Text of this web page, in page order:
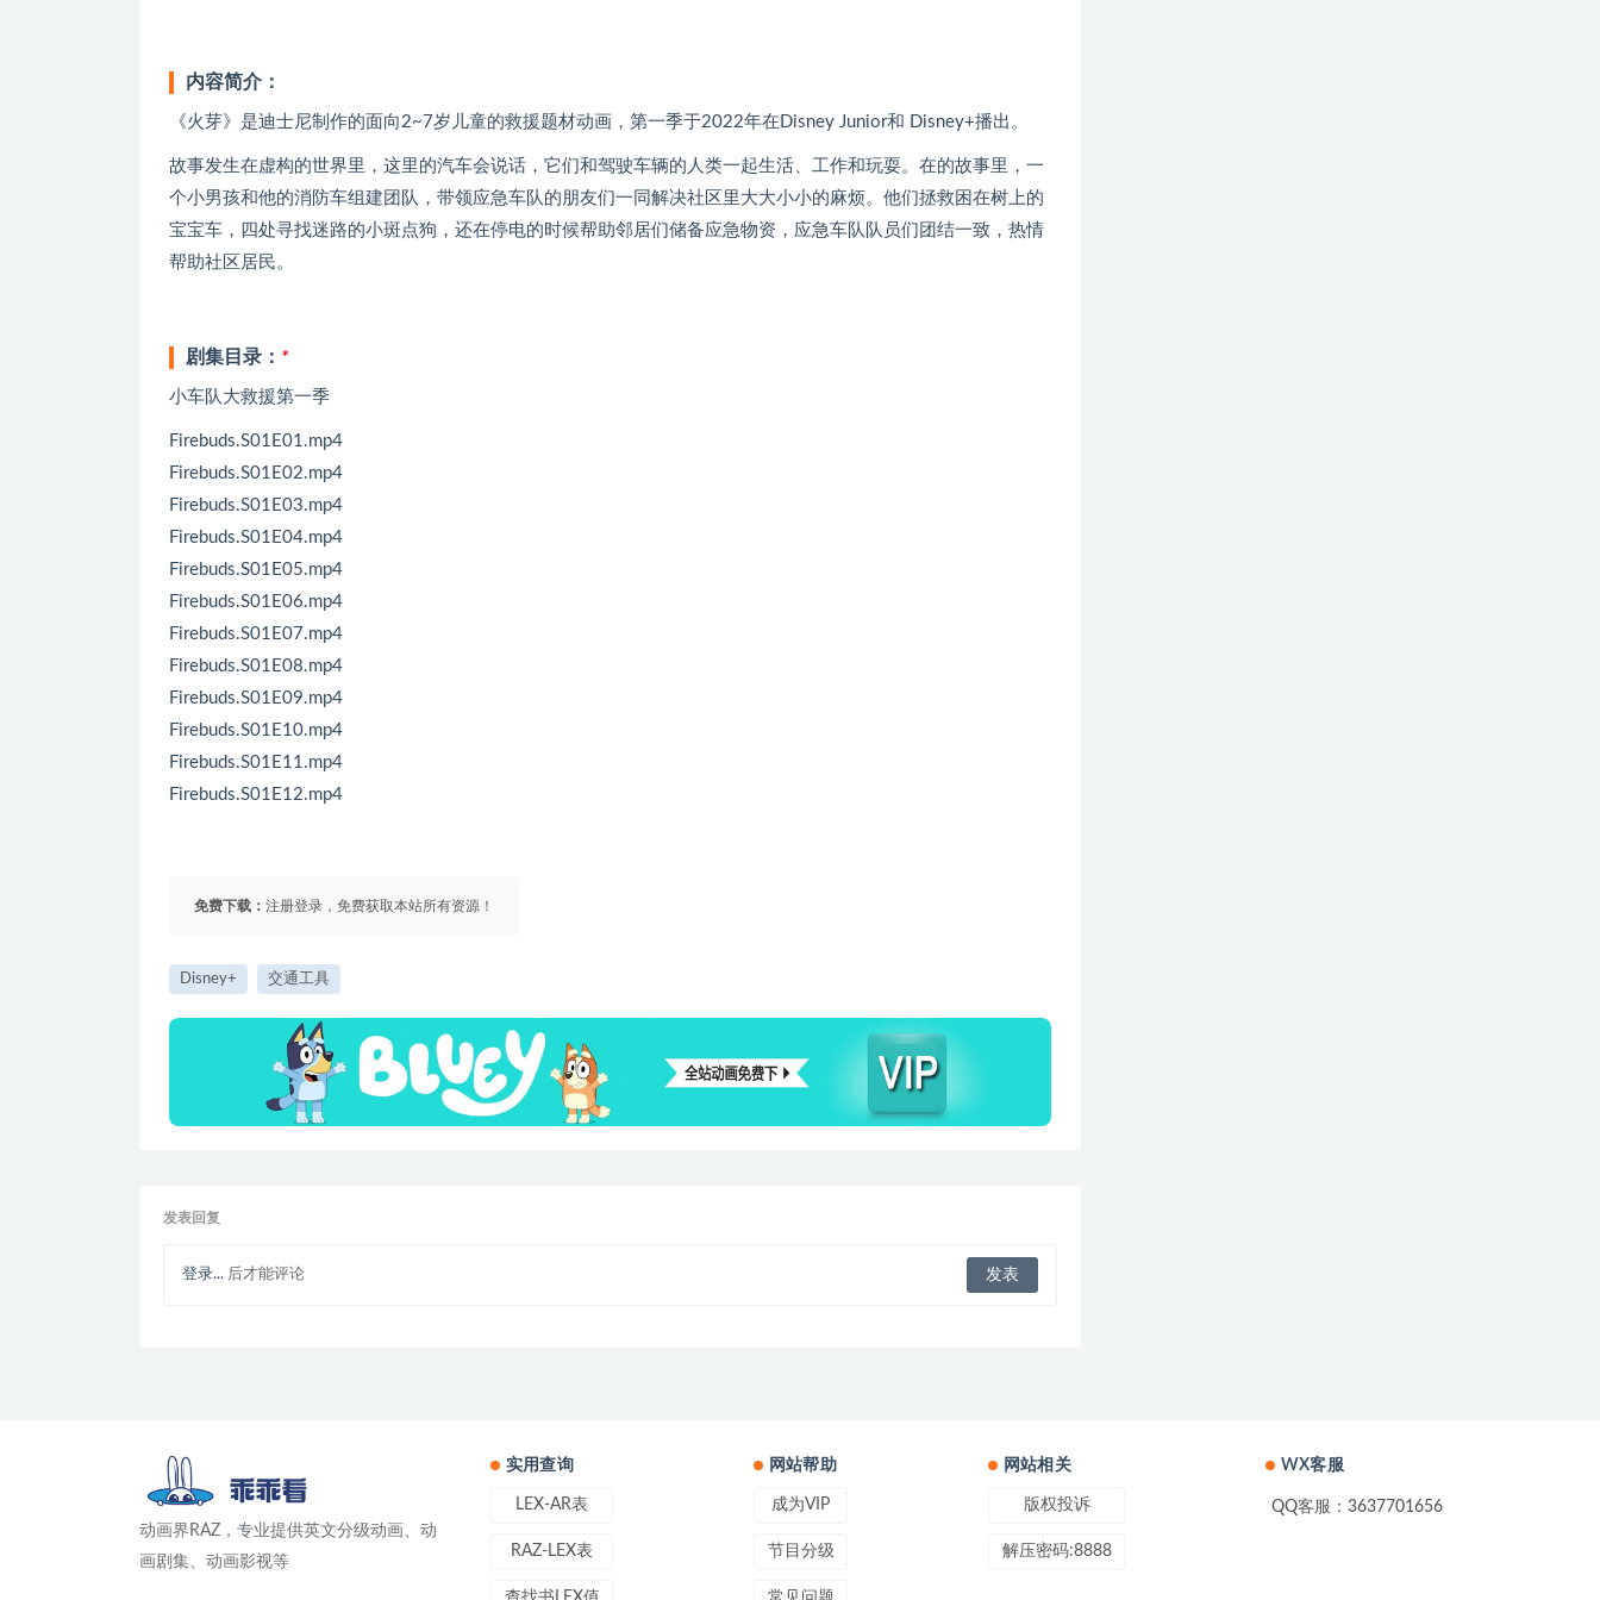
内容简介：
《火芽》是迪士尼制作的面向2~7岁儿童的救援题材动画，第一季于2022年在Disney Junior和 Disney+播出。
故事发生在虚构的世界里，这里的汽车会说话，它们和驾驶车辆的人类一起生活、工作和玩耍。在的故事里，一
个小男孩和他的消防车组建团队，带领应急车队的朋友们一同解决社区里大大小小的麻烦。他们拯救困在树上的
宝宝车，四处寻找迷路的小斑点狗，还在停电的时候帮助邻居们储备应急物资，应急车队队员们团结一致，热情
帮助社区居民。
剧集目录： *
小车队大救援第一季
Firebuds.S01E01.mp4
Firebuds.S01E02.mp4
Firebuds.S01E03.mp4
Firebuds.S01E04.mp4
Firebuds.S01E05.mp4
Firebuds.S01E06.mp4
Firebuds.S01E07.mp4
Firebuds.S01E08.mp4
Firebuds.S01E09.mp4
Firebuds.S01E10.mp4
Firebuds.S01E11.mp4
Firebuds.S01E12.mp4
免费下载： 注册登录，免费获取本站所有资源！
Disney+ 交通工具
发表回复
登录... 后才能评论
动画界RAZ，专业提供英文分级动画、动
画剧集、动画影视等
实用查询
LEX-AR表
RAZ-LEX表
网站帮助
成为VIP
节目分级
网站相关
版权投诉
解压密码:8888
WX客服
QQ客服：3637701656